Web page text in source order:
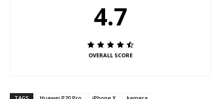
4.7
OVERALL SCORE